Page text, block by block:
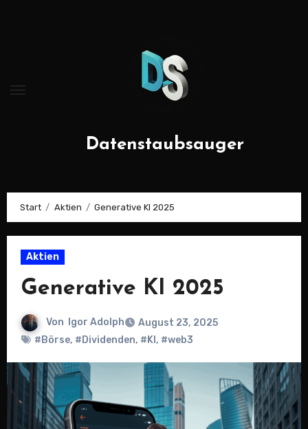
Datenstaubsauger
Start Aktien Generative KI 2025
Aktien
Generative KI 2025
Von Igor Adolph
August 23, 2025
#Börse, #Dividenden, #KI , #web3